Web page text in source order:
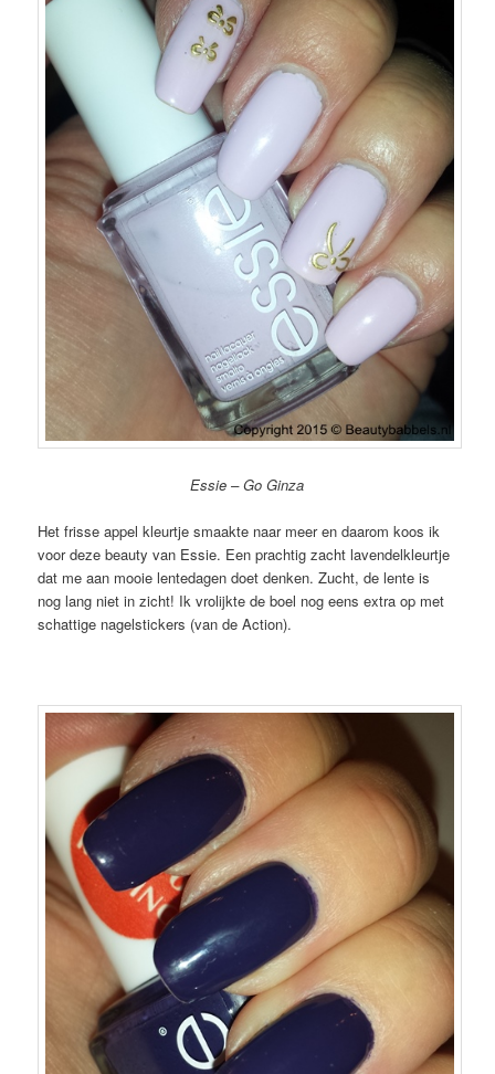
Essie – Go Ginza
Het frisse appel kleurtje smaakte naar meer en daarom koos ik
voor deze beauty van Essie. Een prachtig zacht lavendelkleurtje
dat me aan mooie lentedagen doet denken. Zucht, de lente is
nog lang niet in zicht! Ik vrolijkte de boel nog eens extra op met
schattige nagelstickers (van de Action).